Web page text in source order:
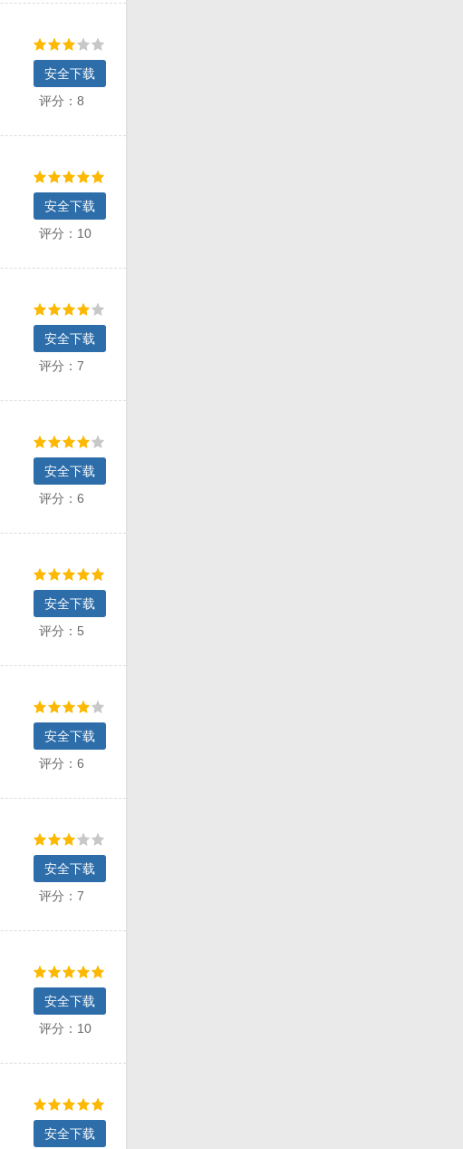
安全下载
评分：8
安全下载
评分：10
安全下载
评分：7
安全下载
评分：6
安全下载
评分：5
安全下载
评分：6
安全下载
评分：7
安全下载
评分：10
安全下载